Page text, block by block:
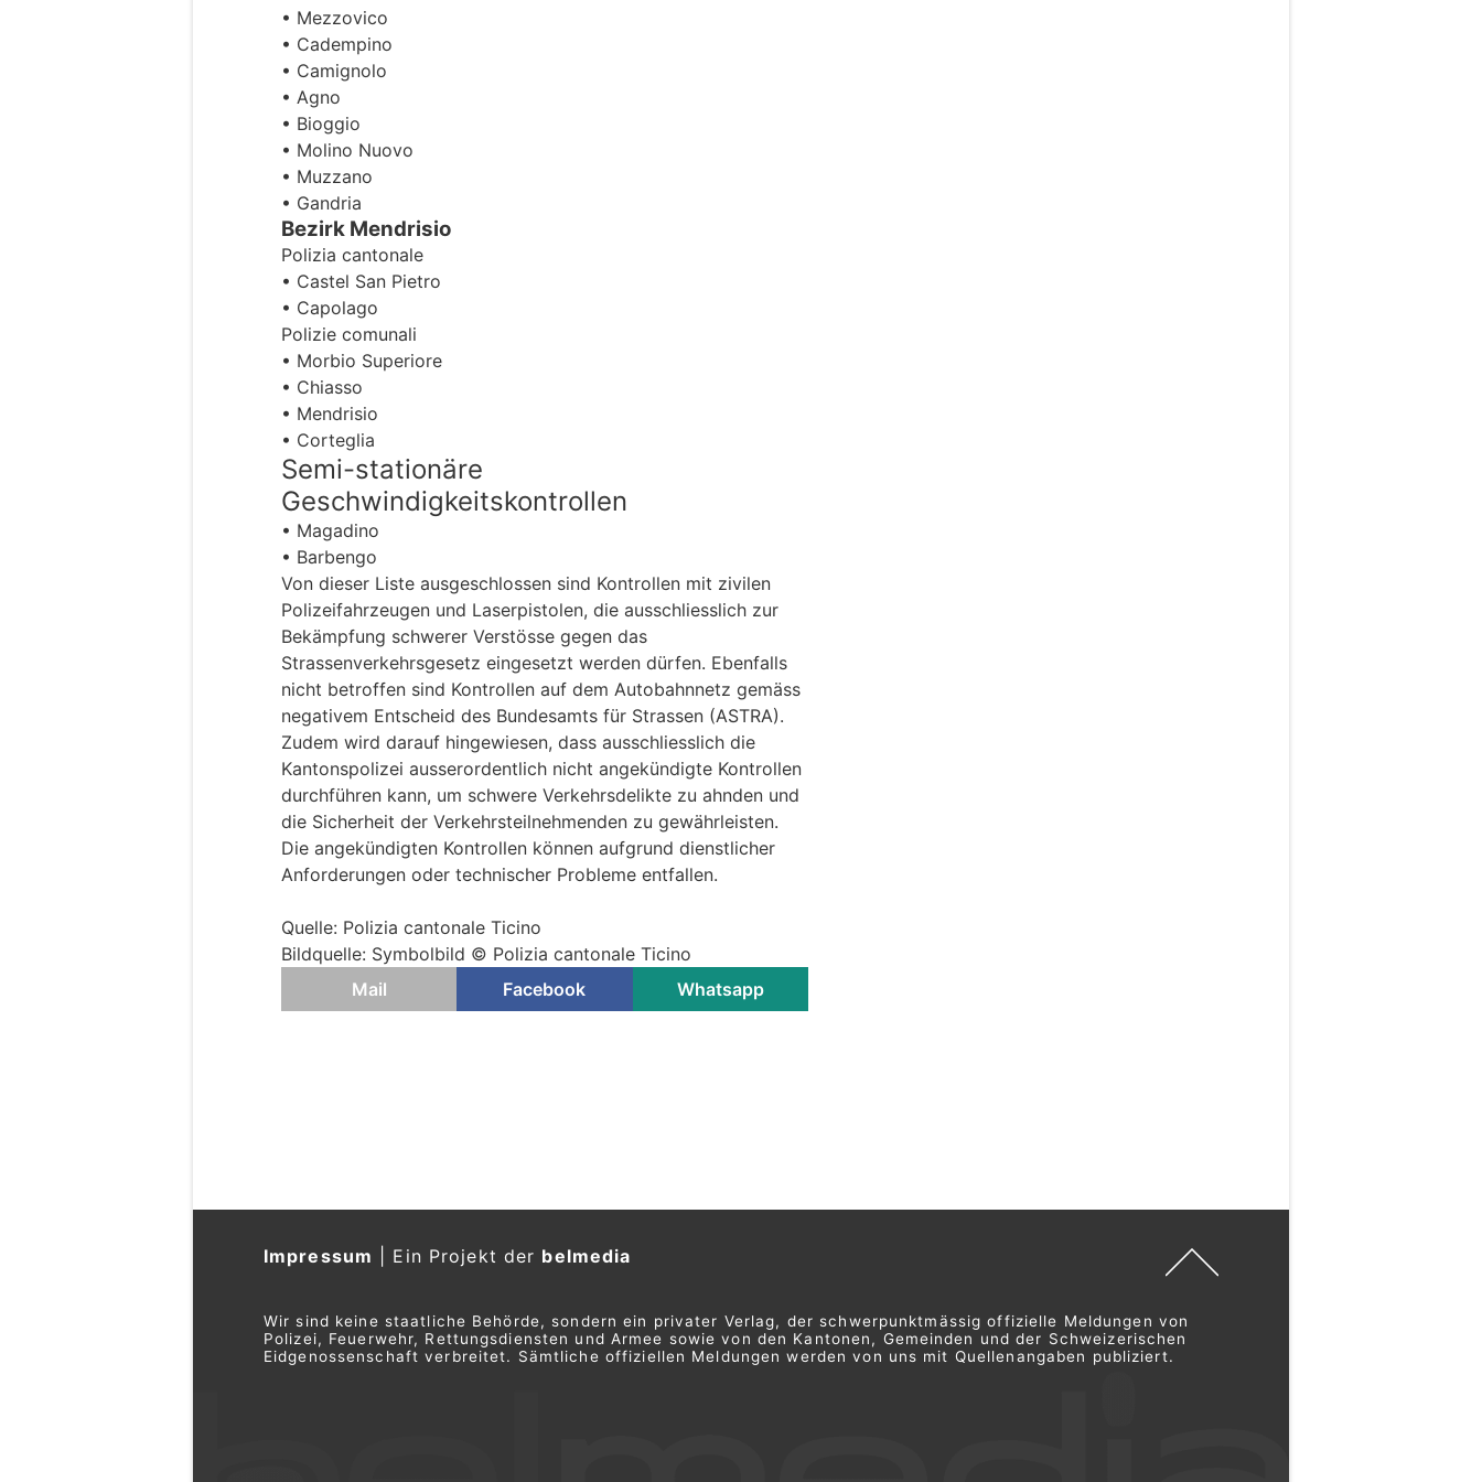
• Mezzovico
• Cadempino
• Camignolo
• Agno
• Bioggio
• Molino Nuovo
• Muzzano
• Gandria
Bezirk Mendrisio
Polizia cantonale
• Castel San Pietro
• Capolago
Polizie comunali
• Morbio Superiore
• Chiasso
• Mendrisio
• Corteglia
Semi-stationäre
Geschwindigkeitskontrollen
• Magadino
• Barbengo
Von dieser Liste ausgeschlossen sind Kontrollen mit zivilen
Polizeifahrzeugen und Laserpistolen, die ausschliesslich zur
Bekämpfung schwerer Verstösse gegen das
Strassenverkehrsgesetz eingesetzt werden dürfen. Ebenfalls
nicht betroffen sind Kontrollen auf dem Autobahnnetz gemäss
negativem Entscheid des Bundesamts für Strassen (ASTRA).
Zudem wird darauf hingewiesen, dass ausschliesslich die
Kantonspolizei ausserordentlich nicht angekündigte Kontrollen
durchführen kann, um schwere Verkehrsdelikte zu ahnden und
die Sicherheit der Verkehrsteilnehmenden zu gewährleisten.
Die angekündigten Kontrollen können aufgrund dienstlicher
Anforderungen oder technischer Probleme entfallen.
Quelle: Polizia cantonale Ticino
Bildquelle: Symbolbild © Polizia cantonale Ticino
Mail
Facebook Whatsapp
Impressum Ein Projekt der belmedia
Wir sind keine staatliche Behörde, sondern ein privater Verlag, der schwerpunktmässig offizielle Meldungen von
Polizei, Feuerwehr, Rettungsdiensten und Armee sowie von den Kantonen, Gemeinden und der Schweizerischen
Eidgenossenschaft verbreitet. Sämtliche offiziellen Meldungen werden von uns mit Quellenangaben publiziert.